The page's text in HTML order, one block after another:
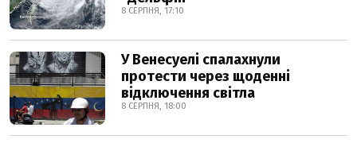
8 СЕРПНЯ, 17:10
У Венесуелі спалахнули
протести через щоденні
відключення світла
8 СЕРПНЯ, 18:00